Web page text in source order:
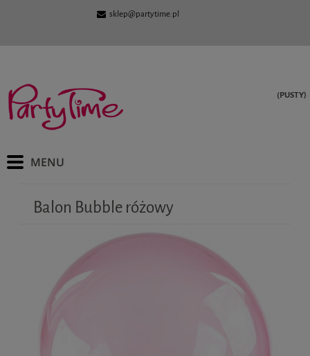
sklep@partytime.pl
(PUSTY)
Balon Bubble różowy